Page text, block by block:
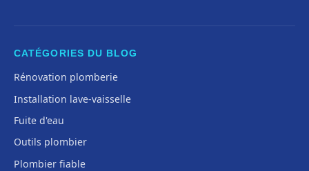
CATÉGORIES DU BLOG
Rénovation plomberie
Installation lave-vaisselle
Fuite d'eau
Outils plombier
Plombier fiable